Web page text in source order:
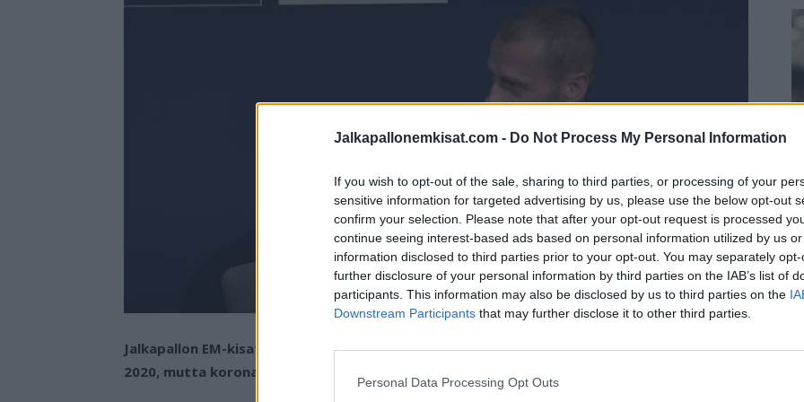
Jalkapallonemkisat.com - Do Not Process My Personal Information
If you wish to opt-out of the sale, sharing to third parties, or processing of your
sensitive information for targeted advertising by us, please use the below opt-out
confirm your selection. Please note that after your opt-out request is processed
continue seeing interest-based ads based on personal information utilized by us
information disclosed to third parties prior to your opt-out. You may separately
further disclosure of your personal information by third parties on the IAB’s list of
participants. This information may also be disclosed by us to third parties on the
Downstream Participants that may further disclose it to other third parties.
Personal Data Processing Opt Outs
Jalkapallon EM-kisat on määrä pelata ensi kesänä. Turnauksen piti alunperin olla kesällä
2020, mutta koronavirus siirsi kisoja myöhempään ajankohtaan.